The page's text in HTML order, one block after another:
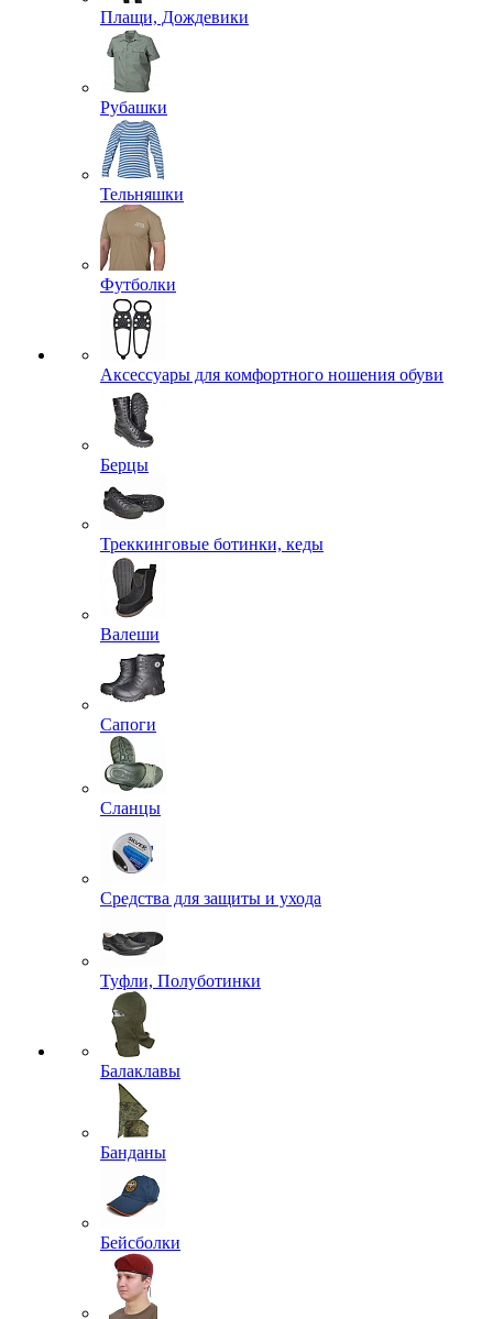
Плащи, Дождевики
Рубашки
Тельняшки
Футболки
Аксессуары для комфортного ношения обуви
Берцы
Треккинговые ботинки, кеды
Валеши
Сапоги
Сланцы
Средства для защиты и ухода
Туфли, Полуботинки
Балаклавы
Банданы
Бейсболки